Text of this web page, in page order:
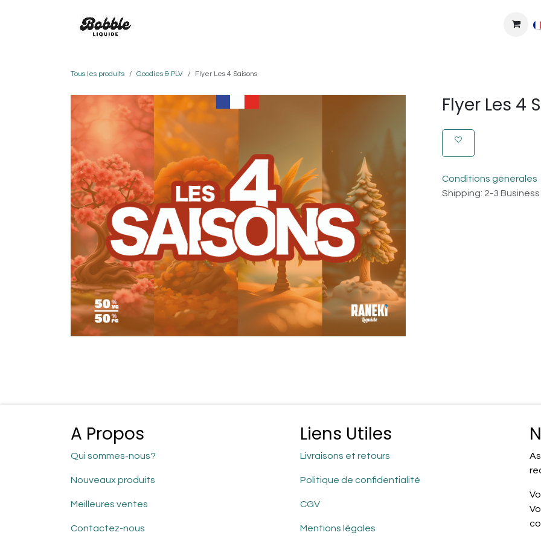
BONS PLANS
Tous les produits Goodies & PLV Flyer Les 4 Saisons
Flyer Les 4
Conditions générales
Shipping: 2-3
A Propos
Qui sommes-nous?
Nouveaux produits
Meilleures ventes
Contactez-nous
Liens Utiles
Livraisons et retours
Politique de confidentialité
CGV
Mentions légales